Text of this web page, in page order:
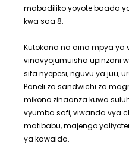
mabadiliko yoyote baada
kwa saa 8.
Kutokana na aina mpya ya
vinavyojumuisha upinzani
sifa nyepesi, nguvu ya juu,
Paneli za sandwichi za
mikono zinaanza kuwa
vyumba safi, viwanda vya
matibabu, majengo
ya kawaida.